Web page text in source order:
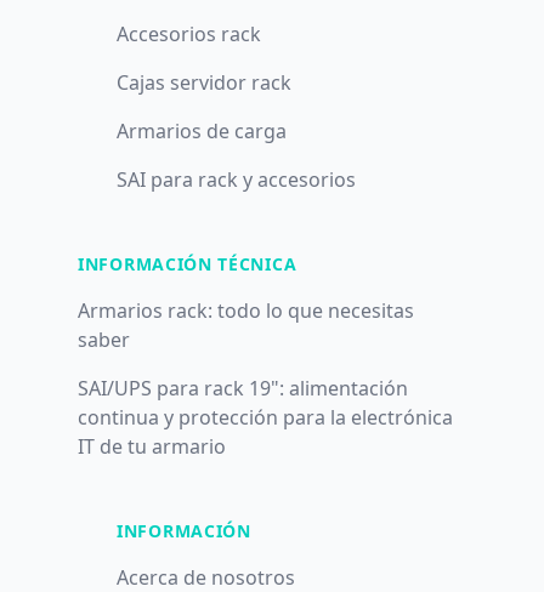
Accesorios rack
Cajas servidor rack
Armarios de carga
SAI para rack y accesorios
INFORMACIÓN TÉCNICA
Armarios rack: todo lo que necesitas
saber
SAI/UPS para rack 19": alimentación
continua y protección para la electrónica
IT de tu armario
INFORMACIÓN
Acerca de nosotros